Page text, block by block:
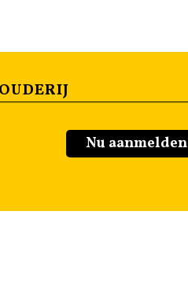
Nu aanmelden